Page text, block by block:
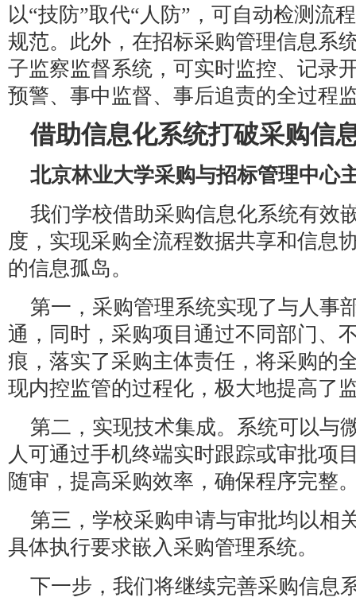
以“技防”取代“人防”，可自动检测流
规范。此外，在招标采购管理信息系
子监察监督系统，可实时监控、记录
预警、事中监督、事后追责的全过程
借助信息化系统打破采购信
北京林业大学采购与招标管理中心
我们学校借助采购信息化系统有效
度，实现采购全流程数据共享和信息
的信息孤岛。
第一，采购管理系统实现了与人事
通，同时，采购项目通过不同部门、
痕，落实了采购主体责任，将采购的
现内控监管的过程化，极大地提高了
第二，实现技术集成。系统可以与
人可通过手机终端实时跟踪或审批项
随审，提高采购效率，确保程序完整
第三，学校采购申请与审批均以相
具体执行要求嵌入采购管理系统。
下一步，我们将继续完善采购信息